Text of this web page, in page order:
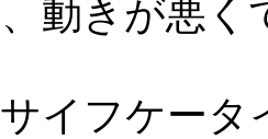
、動きが悪
イフケータ